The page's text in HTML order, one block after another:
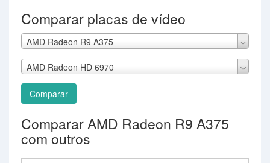
Comparar placas de vídeo
AMD Radeon R9 A375
AMD Radeon HD 6970
Comparar
Comparar AMD Radeon R9 A375
com outros